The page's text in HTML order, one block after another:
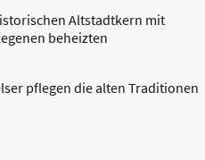
Altstadtkern mit
beheizten
pflegen die alten Traditionen